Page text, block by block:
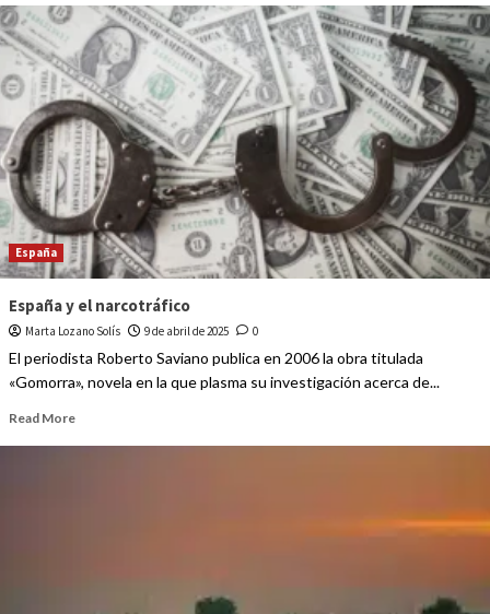
España
España y el narcotráfico
Marta Lozano Solís 9 de abril de 2025 0
El periodista Roberto Saviano publica en 2006 la obra titulada
«Gomorra», novela en la que plasma su investigación acerca de...
Read More